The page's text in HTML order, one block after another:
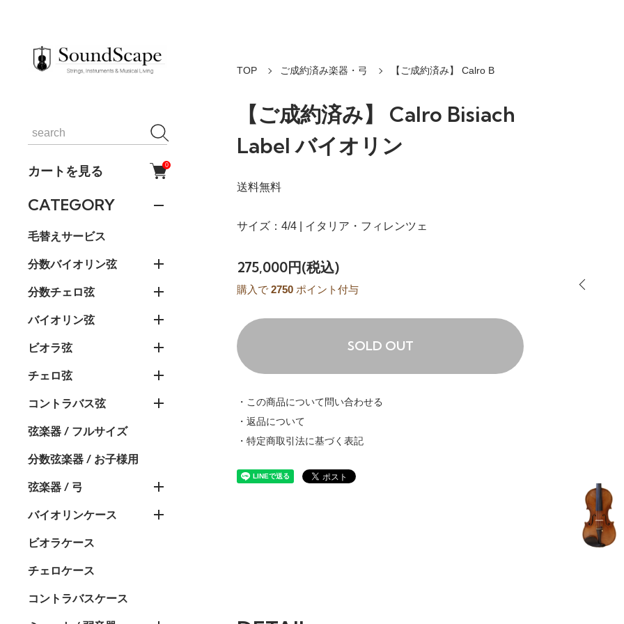
カートを見る 0
CATEGORY
毛替えサービス
分数バイオリン弦
分数チェロ弦
バイオリン弦
ビオラ弦
チェロ弦
コントラバス弦
弦楽器 / フルサイズ
分数弦楽器 / お子様用
弦楽器 / 弓
バイオリンケース
ビオラケース
チェロケース
コントラバスケース
TOP ご成約済み楽器・弓 【ご成約済み】 Calro B
【ご成約済み】 Calro Bisiach
Label バイオリン
送料無料
サイズ：4/4 | イタリア・フィレンツェ
275,000円(税込)
購入で 2750 ポイント付与
SOLD OUT
・この商品について問い合わせる
・返品について
・特定商取引法に基づく表記